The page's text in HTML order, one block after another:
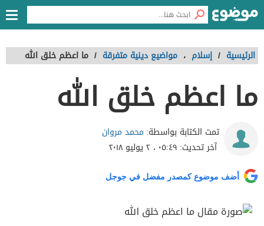
الرئيسية / إسلام ، مواضيع دينية متفرقة / ما اعظم خلق الله
ما اعظم خلق الله
تمت الكتابة بواسطة: محمد مروان
آخر تحديث: ٠٥:٤٩ ، ٢ يوليو ٢٠١٨
أضف موضوع كمصدر مفضل في جوجل